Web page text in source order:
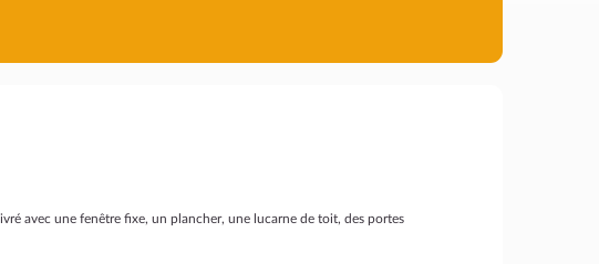
avec une fenêtre fixe, un plancher, une lucarne de toit, des portes